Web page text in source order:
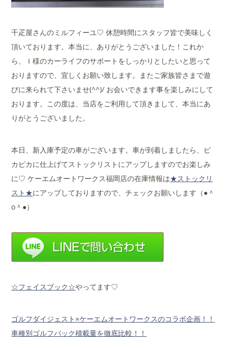
千疋屋さんのミルフィーユ♡ 休憩時間にスタッフ皆で美味しく
頂いております。本当に、ありがとうございました！これか
ら、Ｉ様のカーライフのサポートをしっかりとしたいと思って
おりますので、宜しくお願い致します。またご家族皆さまで遊
びに来られて下さいませ(^^)/ お会いできます事を楽しみにして
おります。この度は、当店をご利用して頂きまして、本当にあ
りがとうございました。
本日、新入庫予定の車がございます。車が到着しましたら、ピ
カピカに仕上げてストックリストにアップしますのでお楽しみ
に♡ ケーエムオートワークス福岡店の在庫情報は★ストックリ
スト★にアップしておりますので、チェックお願いします（●＾
o＾●）
☆フェイスブック☆やってます♡
ゴルフダイジェスト×ケーエムオートワークスのコラボ企画！！
車種別ゴルフバック積載量を徹底比較！！